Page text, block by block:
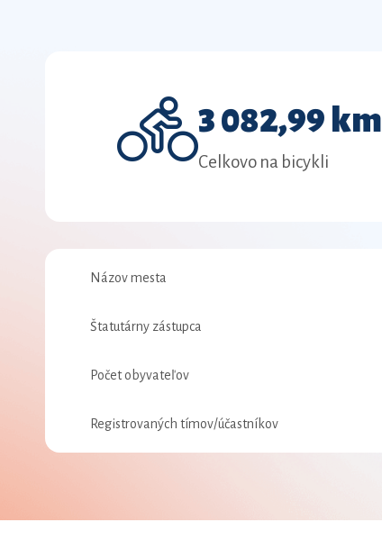
3 082,99 km
Celkovo na bicykli
Názov mesta
Štatutárny zástupca
Počet obyvateľov
Registrovaných tímov/účastníkov